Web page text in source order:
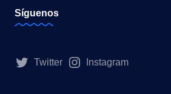
Síguenos
Twitter Instagram